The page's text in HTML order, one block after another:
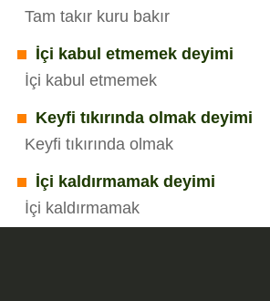
Tam takır kuru bakır
İçi kabul etmemek deyimi
İçi kabul etmemek
Keyfi tıkırında olmak deyimi
Keyfi tıkırında olmak
İçi kaldırmamak deyimi
İçi kaldırmamak